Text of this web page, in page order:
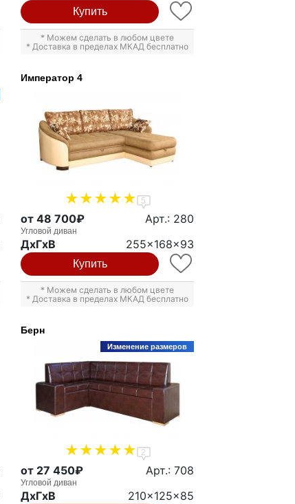
Купить
* Можем сделать в любом цвете
* Доставка в пределах МКАД бесплатно
Император 4
5
от 48 700₽ Арт.: 280
Угловой диван
ДxГxВ 255x168x93
Купить
* Можем сделать в любом цвете
* Доставка в пределах МКАД бесплатно
Берн
Изменение размеров
2
от 27 450₽ Арт.: 708
Угловой диван
ДxГxВ 210x125x85